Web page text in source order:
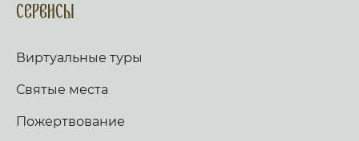
Сервисы
Виртуальные туры
Святые места
Пожертвование